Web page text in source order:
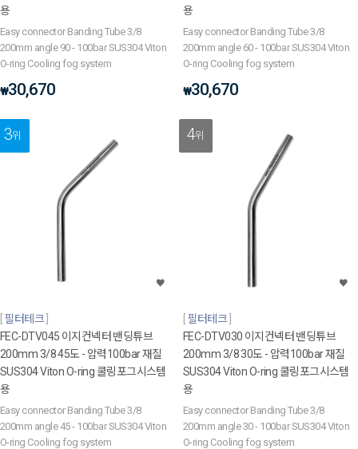
용
Easy connector Banding Tube 3/8
200mm angle 90 - 100bar SUS304 Viton
O-ring Cooling fog system
₩30,670
용
Easy connector Banding Tube 3/8
200mm angle 60 - 100bar SUS304 Viton
O-ring Cooling fog system
₩30,670
3위
필터테크
FEC-DTV045 이지컨넥터 밴딩튜브
200mm 3/8 45도 - 압력100bar 재질
SUS304 Viton O-ring 쿨링포그시스템
용
Easy connector Banding Tube 3/8
200mm angle 45 - 100bar SUS304 Viton
O-ring Cooling fog system
4위
필터테크
FEC-DTV030 이지컨넥터 밴딩튜브
200mm 3/8 30도 - 압력100bar 재질
SUS304 Viton O-ring 쿨링포그시스템
용
Easy connector Banding Tube 3/8
200mm angle 30 - 100bar SUS304 Viton
O-ring Cooling fog system